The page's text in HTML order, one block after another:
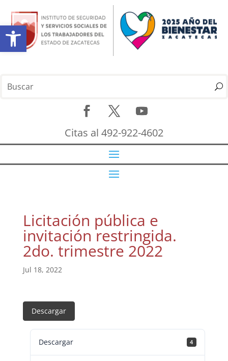
Abrir barra de herramientas
Citas al 492-922-4602
Licitación pública e
invitación restringida.
2do. trimestre 2022
Jul 18, 2022
Descargar
Descargar 4